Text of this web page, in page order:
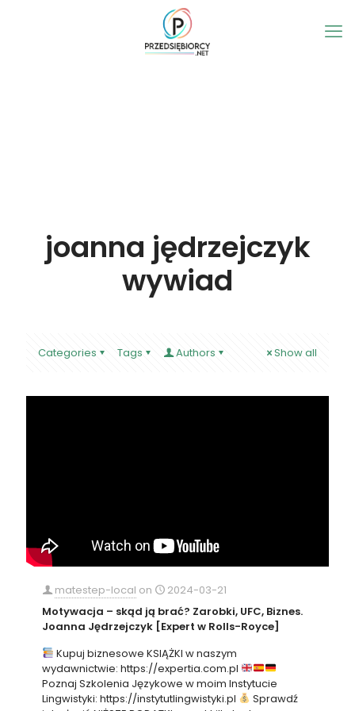
joanna jędrzejczyk
wywiad
Categories Tags Authors Show all
matestep-local on
2024-03-21
Motywacja – skąd ją brać? Zarobki, UFC, Biznes.
Joanna Jędrzejczyk [Expert w Rolls-Royce]
Kupuj biznesowe KSIĄŻKI w naszym
wydawnictwie: https://expertia.com.pl
Poznaj Szkolenia Językowe w moim Instytucie
Lingwistyki: https://instytutlingwistyki.pl
Sprawdź